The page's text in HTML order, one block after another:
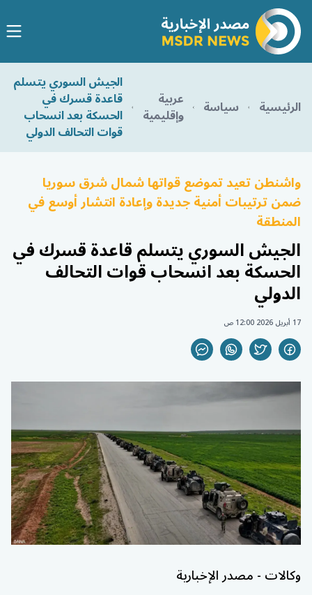
الرئيسية سياسة عربية
وإقليمية
الجيش السوري يتسلم
قاعدة قسرك في
الحسكة بعد انسحاب
قوات التحالف الدولي
واشنطن تعيد تموضع قواتها شمال شرق سوريا
ضمن ترتيبات أمنية جديدة وإعادة انتشار أوسع في
المنطقة
الجيش السوري يتسلم قاعدة قسرك في
الحسكة بعد انسحاب قوات التحالف
الدولي
17 أبريل 2026 12:00 ص
وكالات - مصدر الإخبارية